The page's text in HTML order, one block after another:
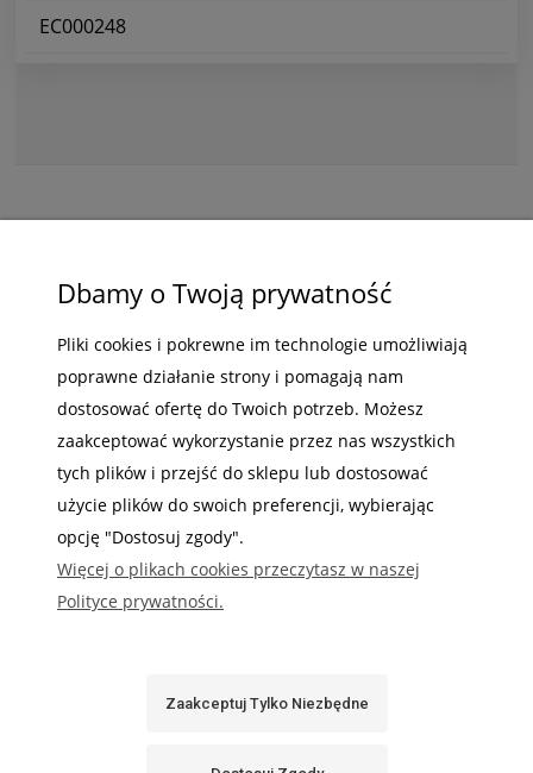
EC000248
ZAKUPY
POMOC
MOJE KONTO
INFORMACJE
Gdzie nas możesz znaleźć
Dbamy o Twoją prywatność
Pliki cookies i pokrewne im technologie umożliwiają
poprawne działanie strony i pomagają nam
dostosować ofertę do Twoich potrzeb. Możesz
zaakceptować wykorzystanie przez nas wszystkich
tych plików i przejść do sklepu lub dostosować
użycie plików do swoich preferencji, wybierając
opcję "Dostosuj zgody".
Więcej o plikach cookies przeczytasz w naszej
Polityce prywatności.
Zaakceptuj Tylko Niezbędne